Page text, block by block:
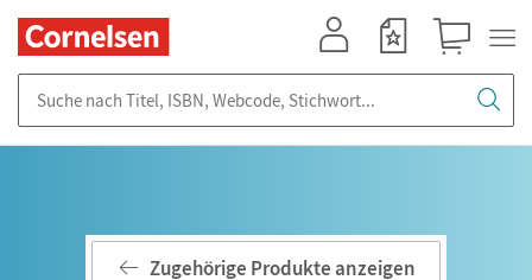
Zugehörige Produkte anzeigen